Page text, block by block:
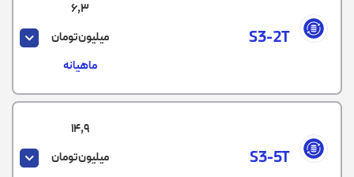
S3-2T
6,3
میلیون تومان
ماهیانه
S3-5T
14,9
میلیون تومان